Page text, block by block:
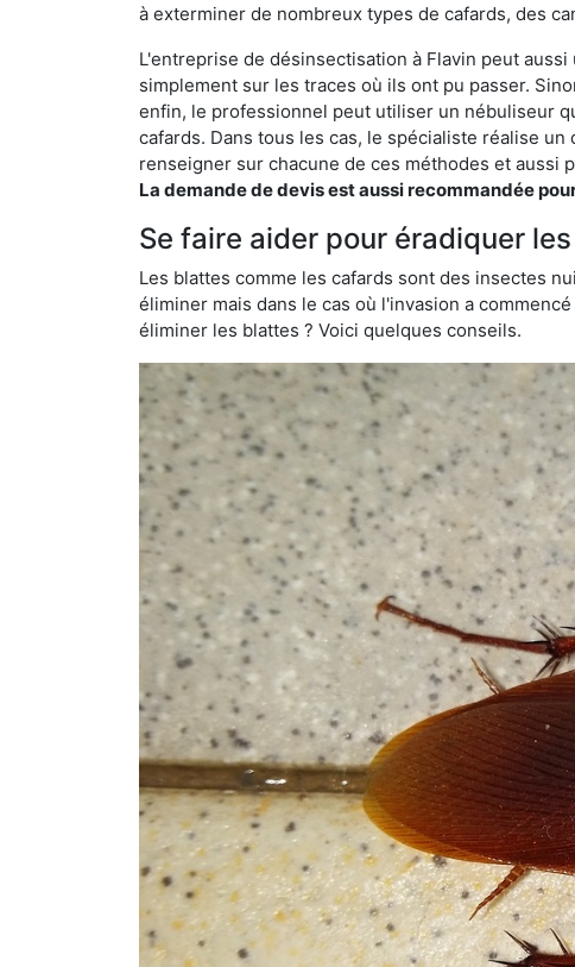
à exterminer de nombreux types de cafards, des
L'entreprise de désinsectisation à Flavin peut
simplement sur les traces où ils ont pu passer.
enfin, le professionnel peut utiliser un nébuliseur
cafards. Dans tous les cas, le spécialiste réalise
renseigner sur chacune de ces méthodes et aussi
La demande de devis est aussi recommandée
Se faire aider pour éradiquer
Les blattes comme les cafards sont des insectes
éliminer mais dans le cas où l'invasion a
éliminer les blattes ? Voici quelques conseils.